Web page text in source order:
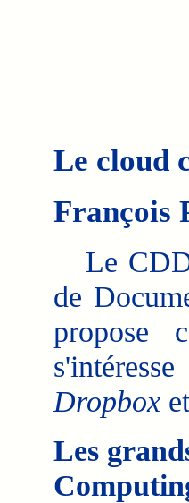
Le cloud
François
Le
de
propose
Dropbox
Les